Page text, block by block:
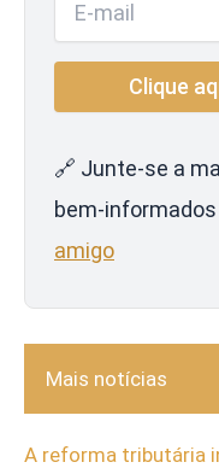
🔗 Junte-se a
bem-informados
amigo
Mais notícias
A reforma tributária